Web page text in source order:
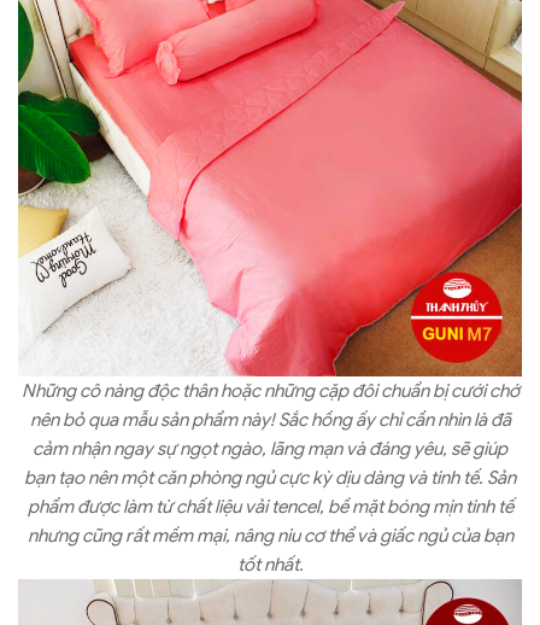
Những cô nàng độc thân hoặc những cặp đôi chuẩn bị cưới chớ
nên bỏ qua mẫu sản phẩm này! Sắc hồng ấy chỉ cần nhìn là đã
cảm nhận ngay sự ngọt ngào, lãng mạn và đáng yêu, sẽ giúp
bạn tạo nên một căn phòng ngủ cực kỳ dịu dàng và tinh tế. Sản
phẩm được làm từ chất liệu vải tencel, bề mặt bóng mịn tinh tế
nhưng cũng rất mềm mại, nâng niu cơ thể và giấc ngủ của bạn
tốt nhất.